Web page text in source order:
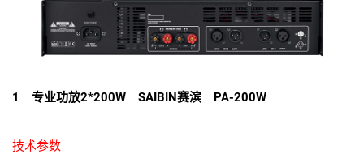
1 专业功放2*200W SAIBIN赛滨 PA-200W
技术参数